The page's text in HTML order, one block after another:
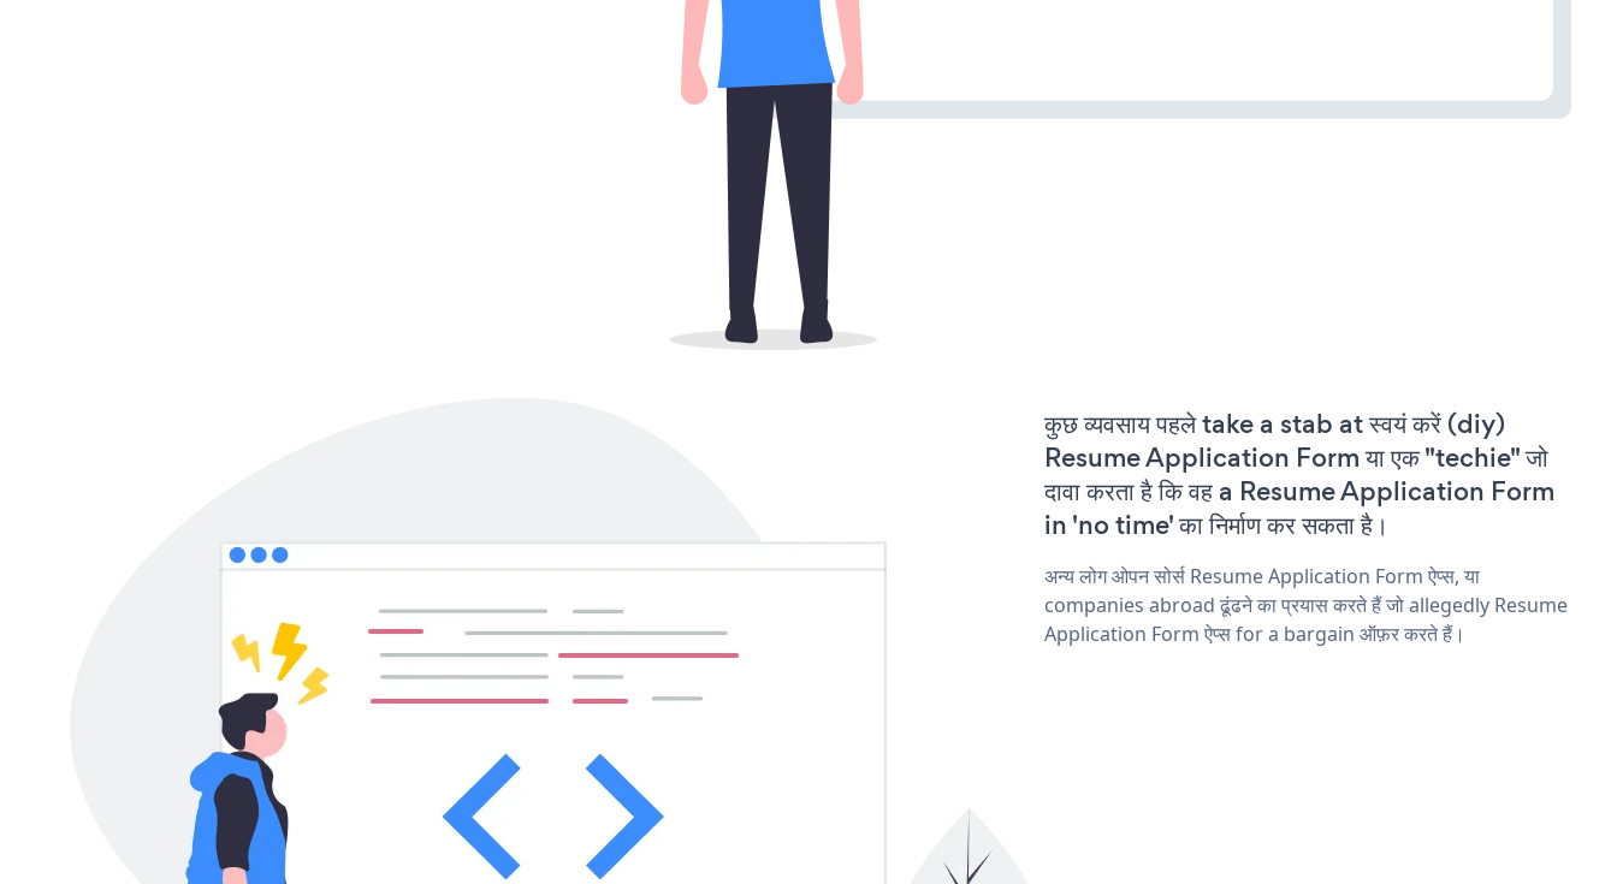
कुछ व्यवसाय पहले take a stab at स्वयं करें (diy)
Resume Application Form या एक "techie" जो
दावा करता है कि वह a Resume Application Form
in 'no time' का निर्माण कर सकता है।
अन्य लोग ओपन सोर्स Resume Application Form ऐप्स, या
companies abroad ढूंढने का प्रयास करते हैं जो allegedly Resume
Application Form ऐप्स for a bargain ऑफ़र करते हैं।